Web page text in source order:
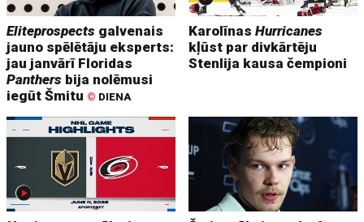
Eliteprospects galvenais
jauno spēlētāju eksperts:
jau janvārī Floridas
Panthers bija nolēmusi
iegūt Šmitu © DIENA
KarolīnasHurricanes
kļūst par divkārtēju
Stenlija kausa čempioni